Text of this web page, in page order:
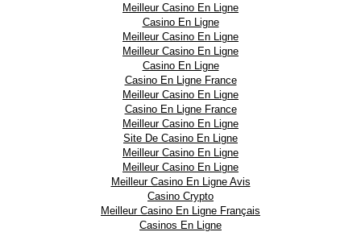
Meilleur Casino En Ligne
Casino En Ligne
Meilleur Casino En Ligne
Meilleur Casino En Ligne
Casino En Ligne
Casino En Ligne France
Meilleur Casino En Ligne
Casino En Ligne France
Meilleur Casino En Ligne
Site De Casino En Ligne
Meilleur Casino En Ligne
Meilleur Casino En Ligne
Meilleur Casino En Ligne Avis
Casino Crypto
Meilleur Casino En Ligne Français
Casinos En Ligne